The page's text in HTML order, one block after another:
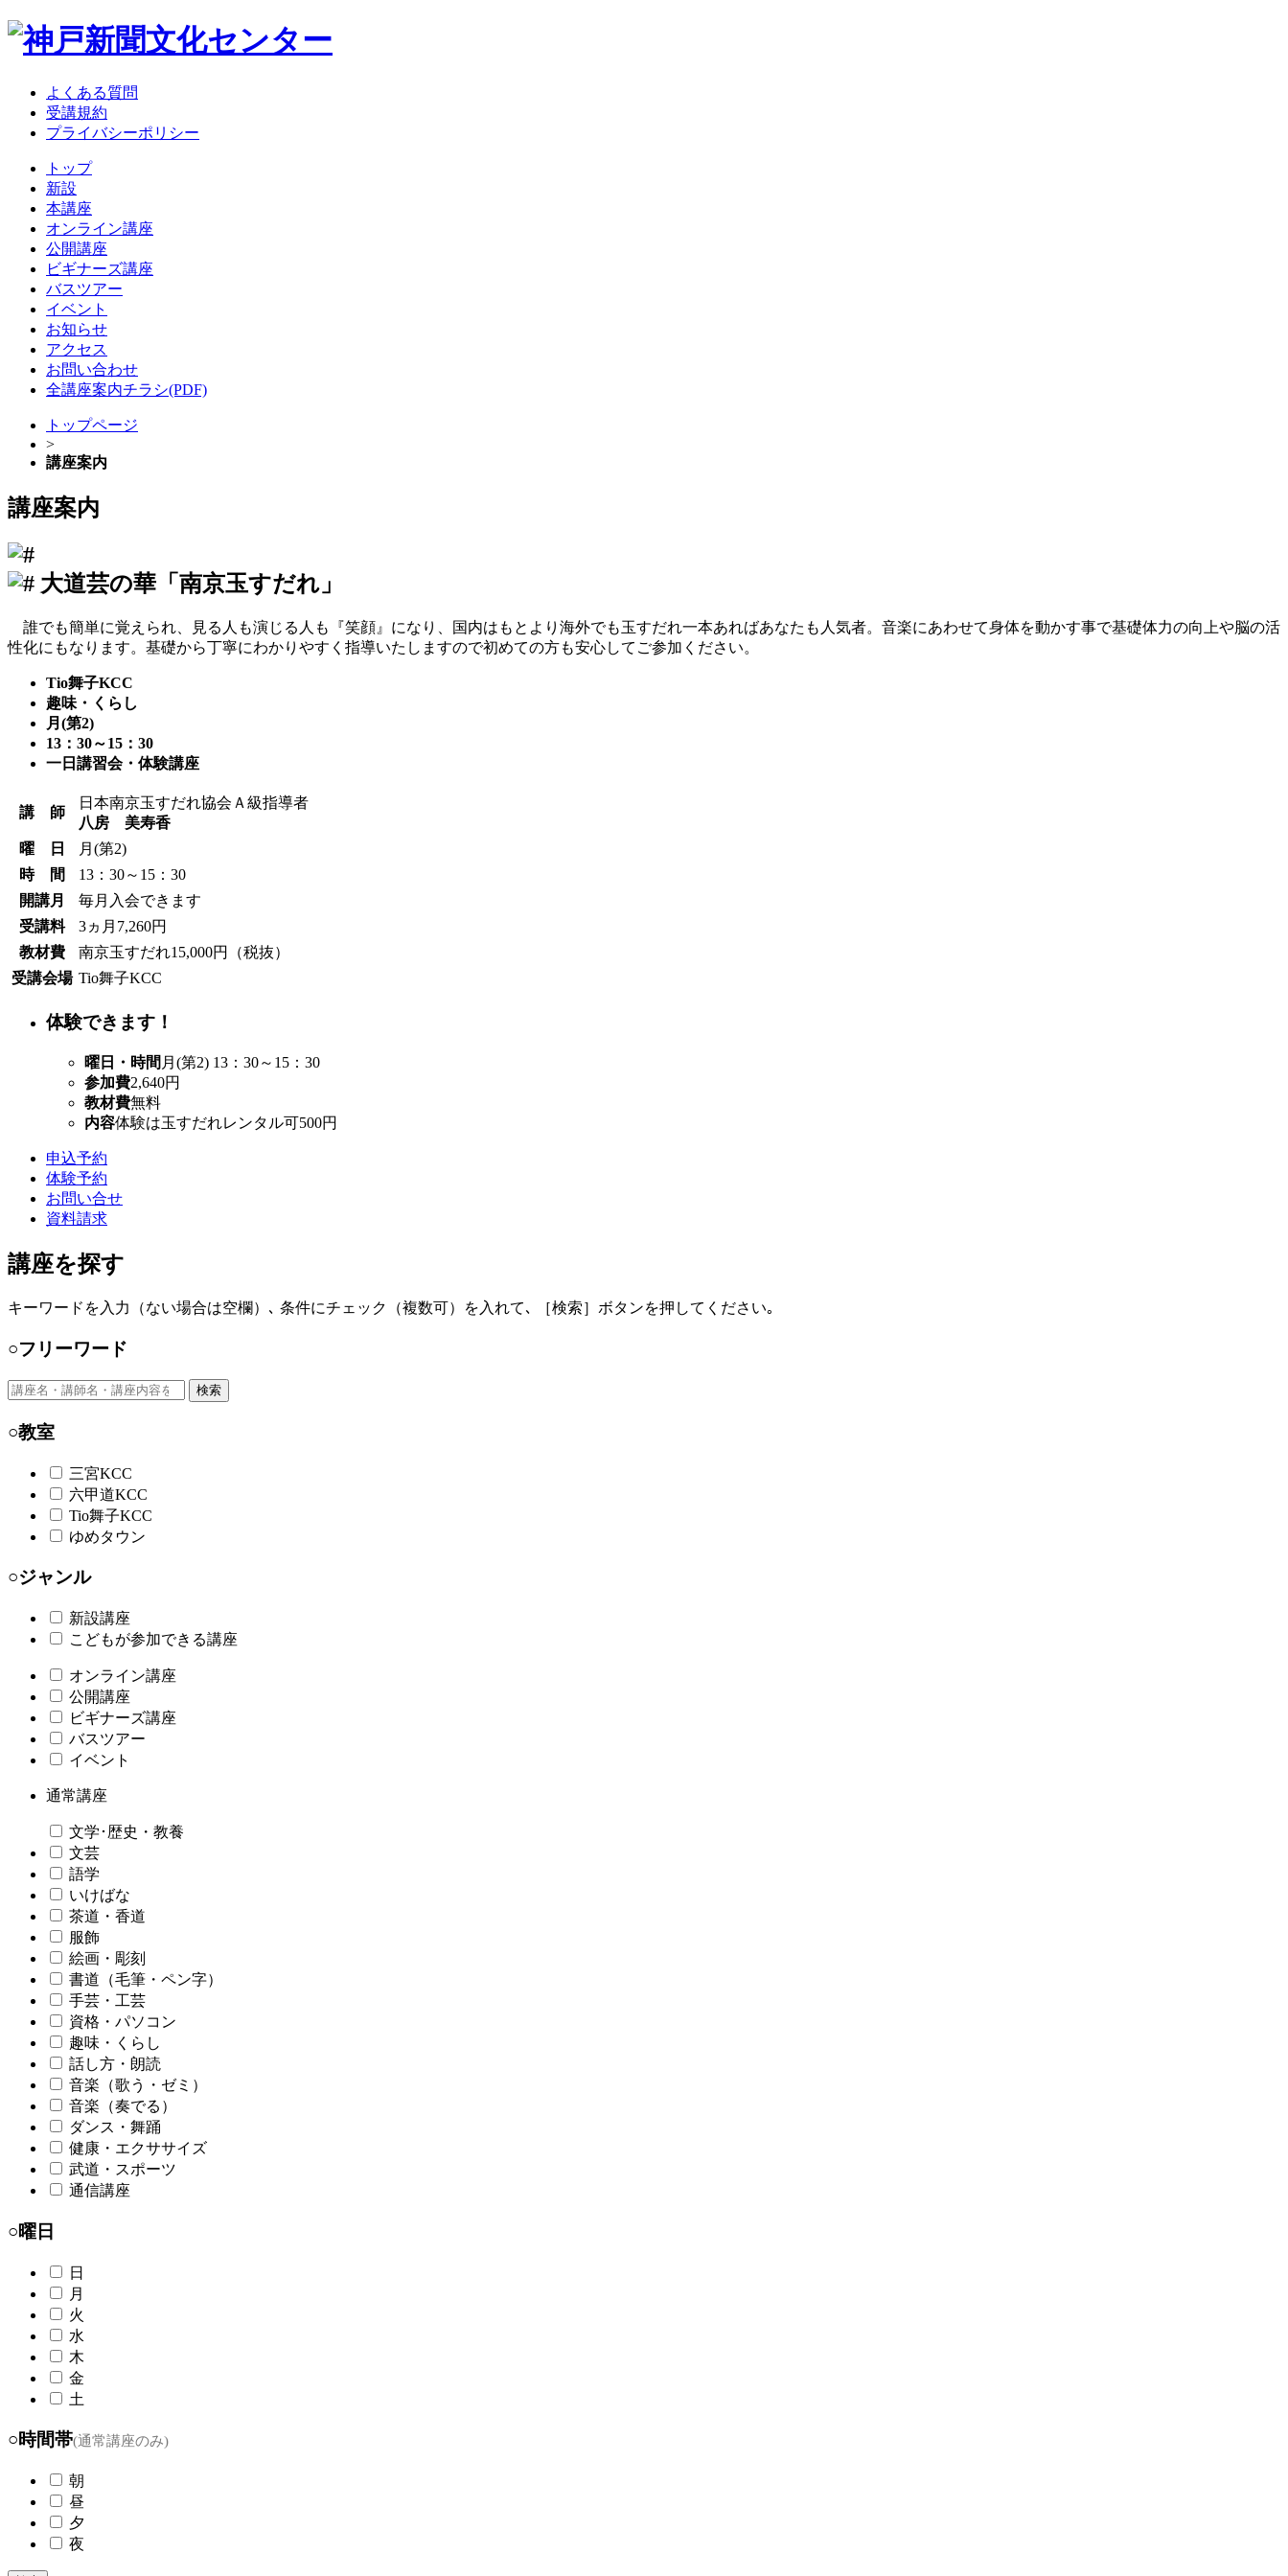
よくある質問
受講規約
プライバシーポリシー
トップ
新設
本講座
オンライン講座
公開講座
ビギナーズ講座
バスツアー
イベント
お知らせ
アクセス
お問い合わせ
全講座案内チラシ(PDF)
トップページ
>
講座案内
講座案内
大道芸の華「南京玉すだれ」
誰でも簡単に覚えられ、見る人も演じる人も『笑顔』になり、国内はもとより海外でも玉すだれ一本あればあなたも人気者。音楽にあわせて身体を動かす事で基礎体力の向上や脳の活
性化にもなります。基礎から丁寧にわかりやすく指導いたしますので初めての方も安心してご参加ください。
Tio舞子KCC
趣味・くらし
月(第2)
13：30～15：30
一日講習会・体験講座
講 師
日本南京玉すだれ協会Ａ級指導者
八房 美寿香
曜 日
月(第2)
時 間
13：30～15：30
開講月
毎月入会できます
受講料
3ヵ月7,260円
教材費
南京玉すだれ15,000円（税抜）
受講会場 Tio舞子KCC
体験できます！
曜日・時間 月(第2) 13：30～15：30
参加費2,640円
教材費無料
内容体験は玉すだれレンタル可500円
申込予約
体験予約
お問い合せ
資料請求
講座を探す
キーワードを入力（ない場合は空欄）､ 条件にチェック（複数可）を入れて､ ［検索］ボタンを押してください｡
○フリーワード
検索
○教室
三宮KCC
六甲道KCC
Tio舞子KCC
ゆめタウン
○ジャンル
新設講座
こどもが参加できる講座
オンライン講座
公開講座
ビギナーズ講座
バスツアー
イベント
通常講座
文学･歴史・教養
文芸
語学
いけばな
茶道・香道
服飾
絵画・彫刻
書道（毛筆・ペン字）
手芸・工芸
資格・パソコン
趣味・くらし
話し方・朗読
音楽（歌う・ゼミ）
音楽（奏でる）
ダンス・舞踊
健康・エクササイズ
武道・スポーツ
通信講座
○曜日
日
月
火
水
木
金
土
○時間帯(通常講座のみ)
朝
昼
夕
夜